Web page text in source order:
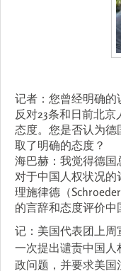
记者：您曾经明确
反对23条和日前北
态度。您是否认为
取了明确的态度？
海巴赫：我觉得德国
对于中国人权状况
理施律德（
的言辞和态度评价中
记：美国代表团上
一次提出谴责中国
政问题，并要求美